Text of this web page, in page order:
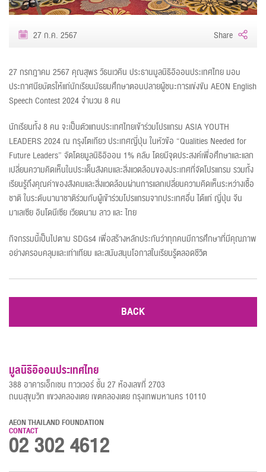
27 ก.ค. 2567 Share
27 กรกฎาคม 2567 คุณสุพร วัธนเวคิน ประธานมูลนิธิอิออนประเทศไทย มอบ
ประกาศนียบัตรให้แก่นักเรียนมัธยมศึกษาตอนปลายผู้ชนะการแข่งขัน AEON English
Speech Contest 2024 จำนวน 8 คน
นักเรียนทั้ง 8 คน จะเป็นตัวแทนประเทศไทยเข้าร่วมโปรแกรม ASIA YOUTH
LEADERS 2024 ณ กรุงโตเกียว ประเทศญี่ปุ่น ในหัวข้อ “Qualities Needed for
Future Leaders” จัดโดยมูลนิธิอิออน 1% คลับ โดยมีจุดประสงค์เพื่อศึกษาและแลก
เปลี่ยนความคิดเห็นในประเด็นสังคมและสิ่งแวดล้อมของประเทศที่จัดโปรแกรม รวมทั้ง
เรียนรู้ถึงคุณค่าของสังคมและสิ่งแวดล้อมผ่านการแลกเปลี่ยนความคิดเห็นระหว่างเชื้อ
ชาติ ในระดับนานาชาติร่วมกับผู้เข้าร่วมโปรแกรมจากประเทศอื่น ได้แก่ ญี่ปุ่น จีน
มาเลเซีย อินโดนีเซีย เวียดนาม ลาว และ ไทย
กิจกรรมนี้เป็นไปตาม SDGs4 เพื่อสร้างหลักประกันว่าทุกคนมีการศึกษาที่มีคุณภาพ
อย่างครอบคลุมและเท่าเทียม และสนับสนุนโอกาสในเรียนรู้ตลอดชีวิต
BACK
มูลนิธิอิออนประเทศไทย
388 อาคารเอ็กเชน ทาวเวอร์ ชั้น 27 ห้องเลขที่ 2703
ถนนสุขุมวิท แขวงคลองเตย เขตคลองเตย กรุงเทพมหานคร 10110
AEON THAILAND FOUNDATION
CONTACT
02 302 4612